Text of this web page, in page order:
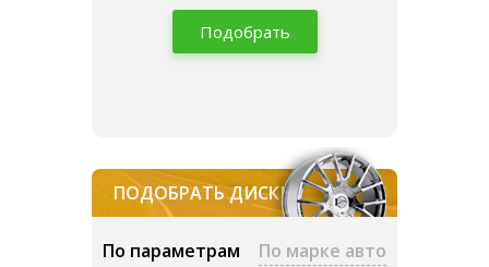
Подобрать
ПОДОБРАТЬ ДИСКИ
По параметрам По марке авто